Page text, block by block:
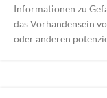
Informationen zu
das Vorhandensein
oder anderen